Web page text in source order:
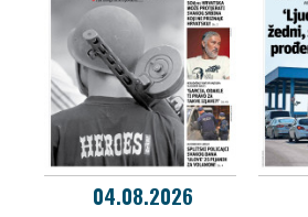
04.08.2026